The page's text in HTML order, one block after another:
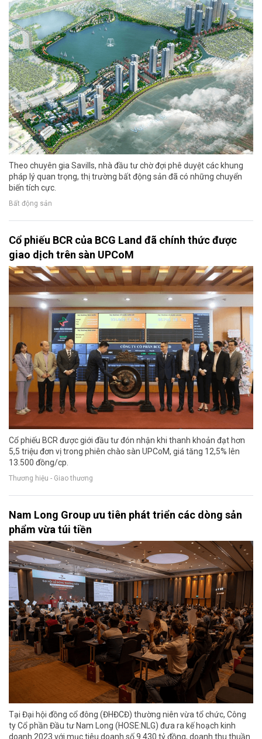
Theo chuyên gia Savills, nhà đầu tư chờ đợi phê duyệt các khung
pháp lý quan trọng, thị trường bất động sản đã có những chuyển
biến tích cực.
Bất động sản
Cổ phiếu BCR của BCG Land đã chính thức được
giao dịch trên sàn UPCoM
Cổ phiếu BCR được giới đầu tư đón nhận khi thanh khoản đạt hơn
5,5 triệu đơn vị trong phiên chào sàn UPCoM, giá tăng 12,5% lên
13.500 đồng/cp.
Thương hiệu - Giao thương
Nam Long Group ưu tiên phát triển các dòng sản
phẩm vừa túi tiền
Tại Đại hội đồng cổ đông (ĐHĐCĐ) thường niên vừa tổ chức, Công
ty Cổ phần Đầu tư Nam Long (HOSE:NLG) đưa ra kế hoạch kinh
doanh 2023 với mục tiêu doanh số 9.430 tỷ đồng, doanh thu thuần